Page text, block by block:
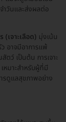
ำวันและส่งผลต่อ
เจาะเลือด) มุ่งเน้น
อาจมีอาการแพ้
ตว์ เป็นต้น การเจาะ
หมาะสำหรับผู้ที่มี
รดูแลสุขภาพอย่าง